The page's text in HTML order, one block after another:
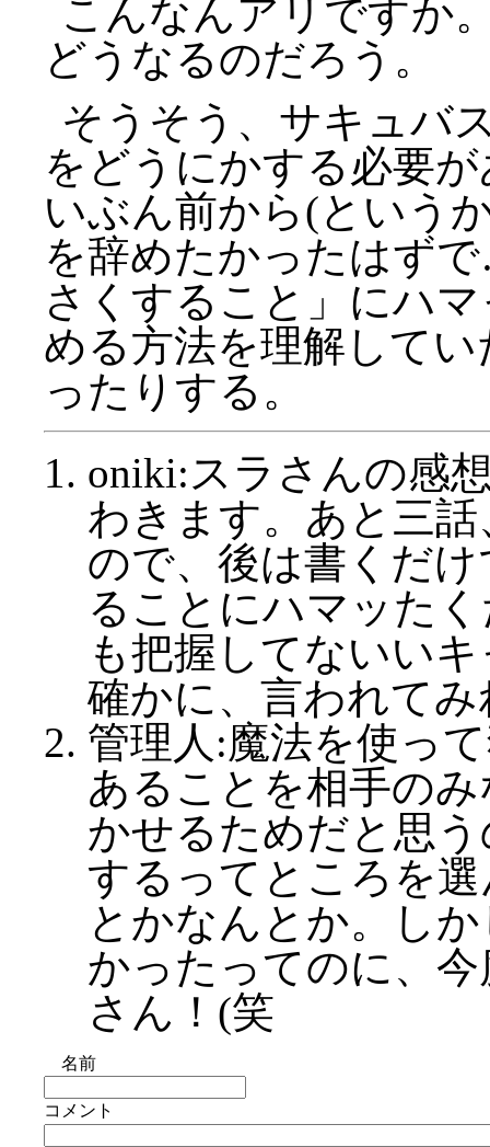
こんなんアリですか
どうなるのだろう。
そうそう、サキュバ
をどうにかする必要
いぶん前から(という
を辞めたかったはず
さくすること」にハ
める方法を理解して
ったりする。
oniki:スラさんの感
わきます。あと三
ので、後は書くだ
ることにハマッた
も把握してないい
確かに、言われて
管理人:魔法を使っ
あることを相手の
かせるためだと思
するってところを
とかなんとか。し
かったってのに、
さん！(笑
名前
コメント